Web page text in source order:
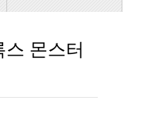
몬스터